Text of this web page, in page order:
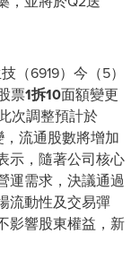
（6919）今（5）
票1拆10面額變更
次調整預計於
流通股數將增加
示，隨著公司核心
運需求，決議通過
流動性及交易彈
影響股東權益，新